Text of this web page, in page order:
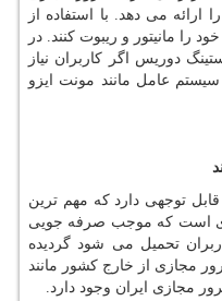
را ارائه می دهد. با استفاده از
را مانیتور و ریبوت کنند. در
دوریس اگر کاربران نیاز
عامل مانند مونت ایزو
توجهی دارد که مهم ترین
است که موجب صرفه جویی
تحمیل می شود گردیده
مجازی از خارج کشور مانند
مجازی ایران وجود دارد.